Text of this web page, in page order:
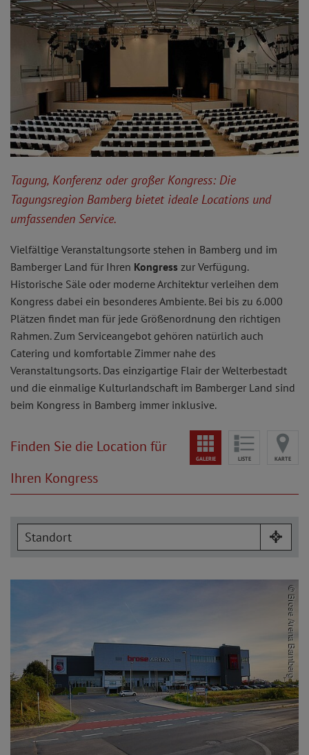
Tagung, Konferenz oder großer Kongress: Die
Tagungsregion Bamberg bietet ideale Locations und
umfassenden Service.
Vielfältige Veranstaltungsorte stehen in Bamberg und im
Bamberger Land für Ihren Kongress zur Verfügung.
Historische Säle oder moderne Architektur verleihen dem
Kongress dabei ein besonderes Ambiente. Bei bis zu 6.000
Plätzen findet man für jede Größenordnung den richtigen
Rahmen. Zum Serviceangebot gehören natürlich auch
Catering und komfortable Zimmer nahe des
Veranstaltungsorts. Das einzigartige Flair der Welterbestadt
und die einmalige Kulturlandschaft im Bamberger Land sind
beim Kongress in Bamberg immer inklusive.
GALERIE LISTE KARTE
Finden Sie die Location für
Ihren Kongress